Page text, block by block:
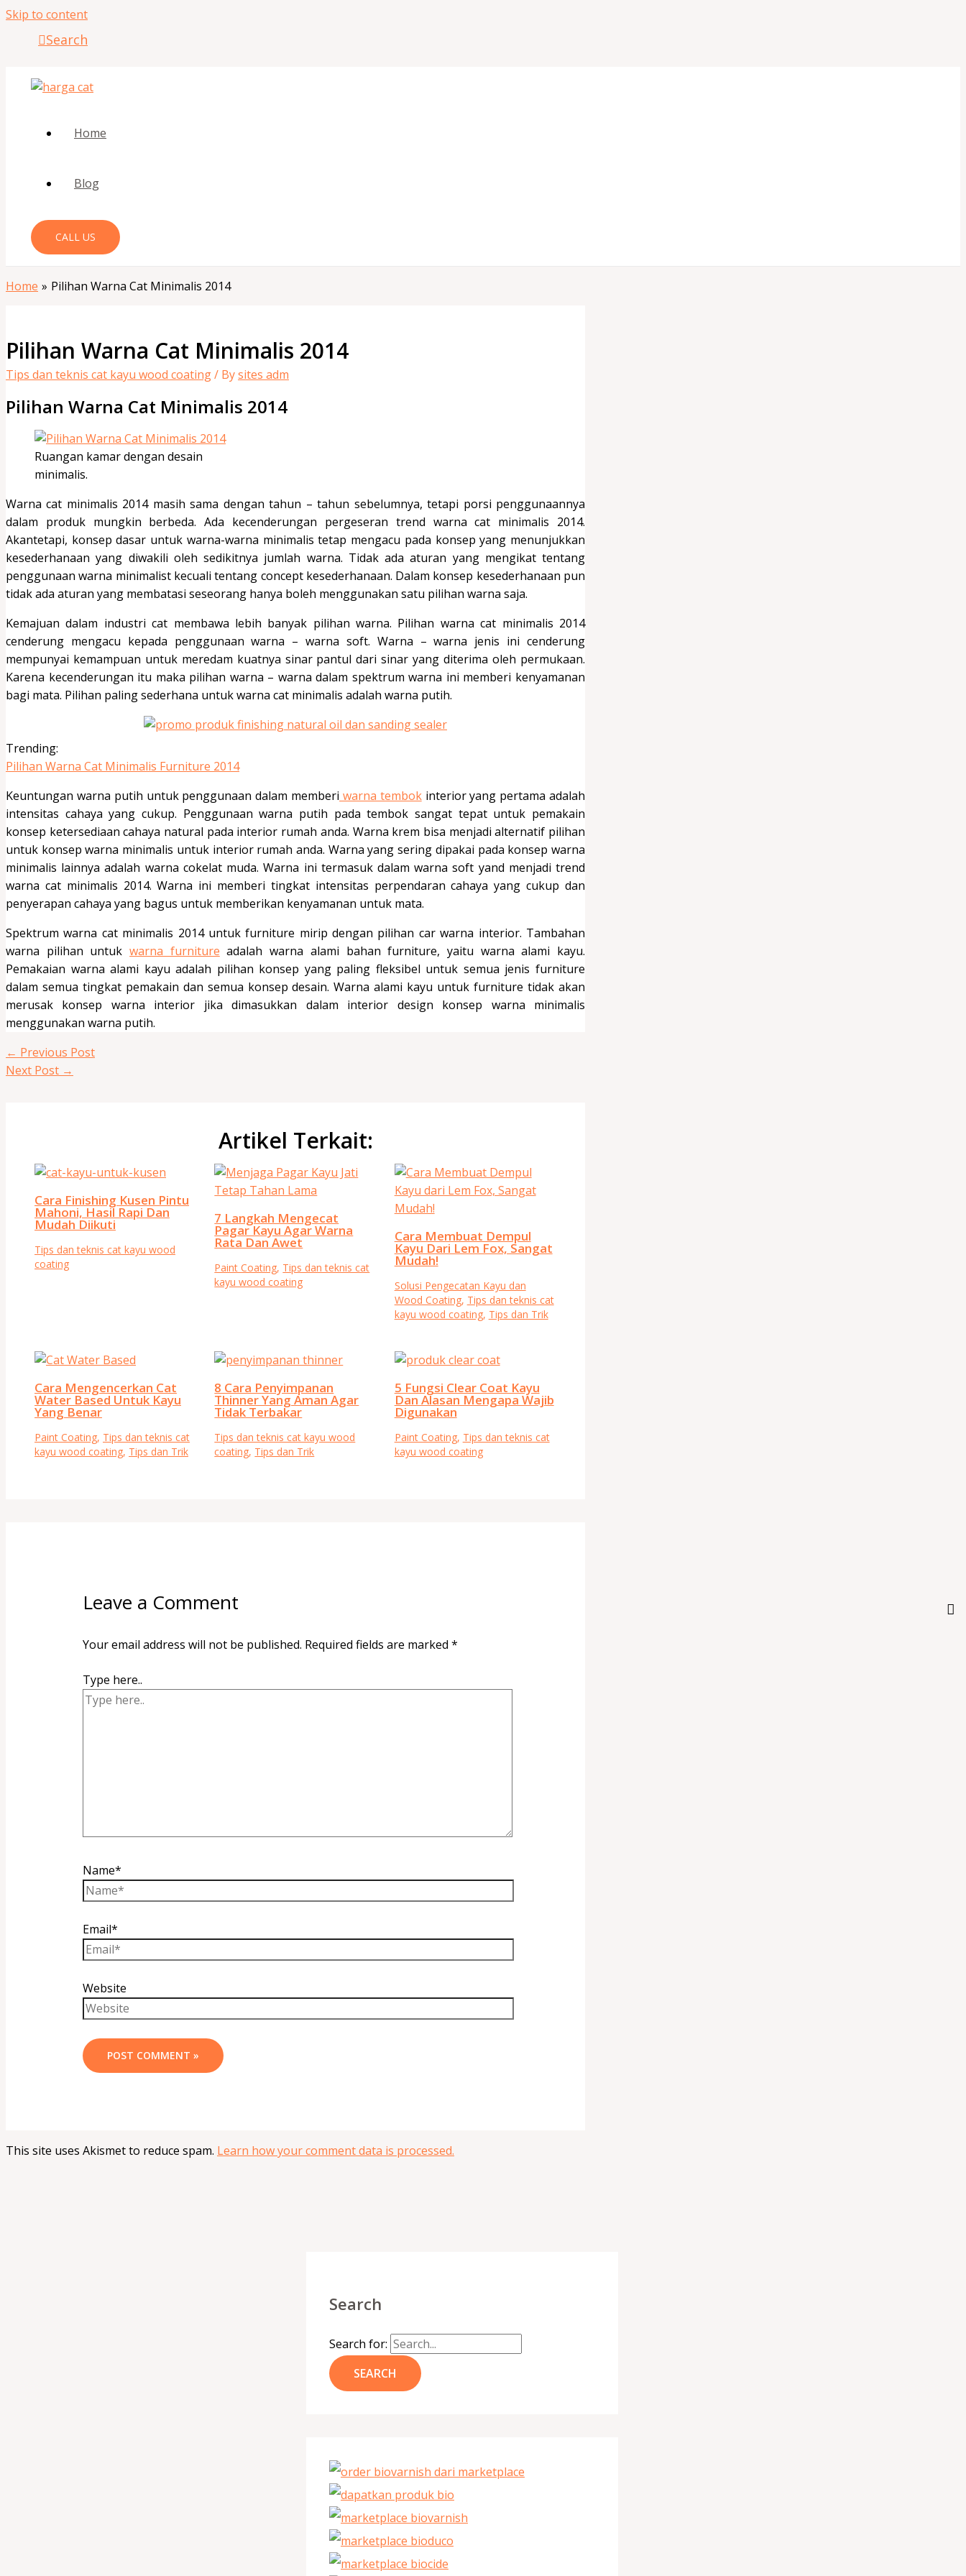
Skip to content
Search
Home
Blog
CALL US
Home Pilihan Warna Cat Minimalis 2014
Pilihan Warna Cat Minimalis 2014
Tips dan teknis cat kayu wood coating/ Bysites adm
Pilihan Warna Cat Minimalis 2014
Ruangan kamar dengan desain
minimalis.
Warna cat minimalis 2014 masih sama dengan tahun – tahun sebelumnya, tetapi porsi penggunaannya
dalam produk mungkin berbeda. Ada kecenderungan pergeseran trend warna cat minimalis 2014.
Akantetapi, konsep dasar untuk warna-warna minimalis tetap mengacu pada konsep yang menunjukkan
kesederhanaan yang diwakili oleh sedikitnya jumlah warna. Tidak ada aturan yang mengikat tentang
penggunaan warna minimalist kecuali tentang concept kesederhanaan. Dalam konsep kesederhanaan pun
tidak ada aturan yang membatasi seseorang hanya boleh menggunakan satu pilihan warna saja.
Kemajuan dalam industri cat membawa lebih banyak pilihan warna. Pilihan warna cat minimalis 2014
cenderung mengacu kepada penggunaan warna – warna soft. Warna – warna jenis ini cenderung
mempunyai kemampuan untuk meredam kuatnya sinar pantul dari sinar yang diterima oleh permukaan.
Karena kecenderungan itu maka pilihan warna – warna dalam spektrum warna ini memberi kenyamanan
bagi mata. Pilihan paling sederhana untuk warna cat minimalis adalah warna putih.
Trending:
Pilihan Warna Cat Minimalis Furniture 2014
Keuntungan warna putih untuk penggunaan dalam memberi warna tembokinterior yang pertama adalah
intensitas cahaya yang cukup. Penggunaan warna putih pada tembok sangat tepat untuk pemakain
konsep ketersediaan cahaya natural pada interior rumah anda. Warna krem bisa menjadi alternatif pilihan
untuk konsep warna minimalis untuk interior rumah anda. Warna yang sering dipakai pada konsep warna
minimalis lainnya adalah warna cokelat muda. Warna ini termasuk dalam warna soft yand menjadi trend
warna cat minimalis 2014. Warna ini memberi tingkat intensitas perpendaran cahaya yang cukup dan
penyerapan cahaya yang bagus untuk memberikan kenyamanan untuk mata.
Spektrum warna cat minimalis 2014 untuk furniture mirip dengan pilihan car warna interior. Tambahan
warna pilihan untukwarna furniture adalah warna alami bahan furniture, yaitu warna alami kayu.
Pemakaian warna alami kayu adalah pilihan konsep yang paling fleksibel untuk semua jenis furniture
dalam semua tingkat pemakain dan semua konsep desain. Warna alami kayu untuk furniture tidak akan
merusak konsep warna interior jika dimasukkan dalam interior design konsep warna minimalis
menggunakan warna putih.
← Previous Post
Next Post →
Artikel Terkait:
Cara Finishing Kusen Pintu
Mahoni, Hasil Rapi Dan
Mudah Diikuti
Tips dan teknis cat kayu wood
coating
7 Langkah Mengecat
Pagar Kayu Agar Warna
Rata Dan Awet
Paint Coating, Tips dan teknis cat
kayu wood coating
Cara Membuat Dempul
Kayu Dari Lem Fox, Sangat
Mudah!
Solusi Pengecatan Kayu dan
Wood Coating, Tips dan teknis cat
kayu wood coating, Tips dan Trik
Cara Mengencerkan Cat
Water Based Untuk Kayu
Yang Benar
Paint Coating, Tips dan teknis cat
kayu wood coating, Tips dan Trik
8 Cara Penyimpanan
Thinner Yang Aman Agar
Tidak Terbakar
Tips dan teknis cat kayu wood
coating, Tips dan Trik
5 Fungsi Clear Coat Kayu
Dan Alasan Mengapa Wajib
Digunakan
Paint Coating, Tips dan teknis cat
kayu wood coating
Leave a Comment
Your email address will not be published. Required fields are marked *
Type here..
Name*
Email*
Website
This site uses Akismet to reduce spam. Learn how your comment data is processed.
Search
Search for: